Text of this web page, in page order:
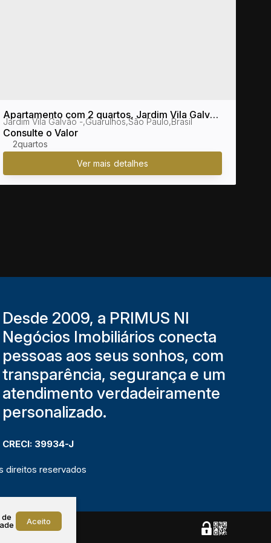
de
Aceito
Apartamento com 2 quartos, Jardim Vila Galvão
- Guarulhos
Consulte o Valor
Jardim Vila Galvão ,Guarulhos,São Paulo,Brasil
2
Desde 2009, a PRIMUS NI
Negócios Imobiliários conecta
pessoas aos seus sonhos, com
transparência, segurança e um
atendimento verdadeiramente
personalizado.
CRECI: 39934-J
direitos reservados